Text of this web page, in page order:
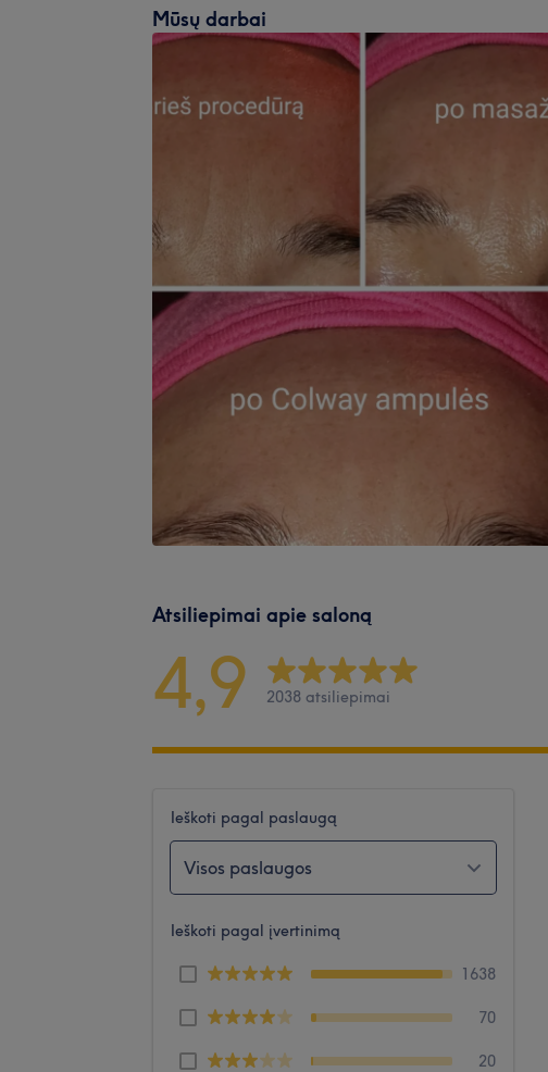
Mūsų darbai
Atsiliepimai apie saloną
4,9 2038 atsiliepimai
Ieškoti pagal paslaugą
Visos paslaugos
Ieškoti pagal įvertinimą
1638
70
20